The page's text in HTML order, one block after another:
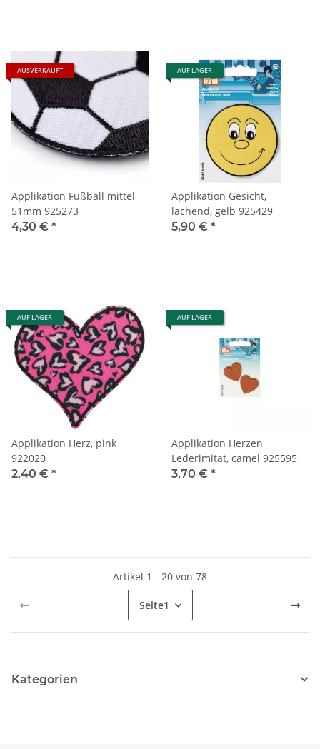
AUSVERKAUFT
Applikation Fußball mittel
51mm 925273
4,30 € *
AUF LAGER
Applikation Gesicht,
lachend, gelb 925429
5,90 € *
AUF LAGER
Applikation Herz, pink
922020
2,40 € *
AUF LAGER
Applikation Herzen
Lederimitat, camel 925595
3,70 € *
Artikel 1 - 20 von 78
Seite1
Kategorien